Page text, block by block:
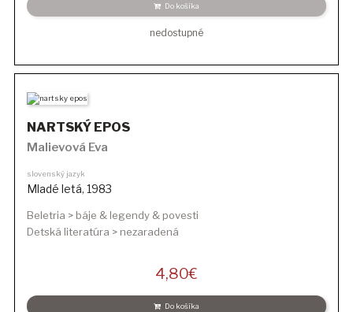
Do košíka
nedostupné
NARTSKÝ EPOS
Malievová Eva
slovenský jazyk
Mladé letá, 1983
Beletria > báje & legendy & povesti
Detská literatúra > nezaradená
4,80€
Do košíka